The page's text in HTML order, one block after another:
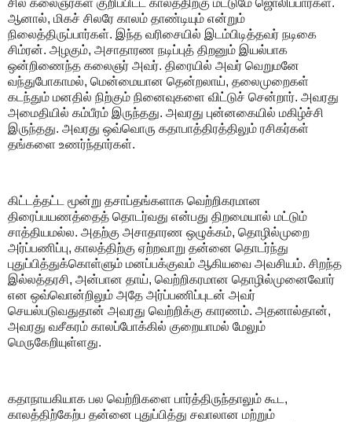
சில கலைஞர்கள் குறிப்பிட்ட காலத்திற்கு மட்டுமே ஜொலிப்பார்கள்.
ஆனால், மிகச் சிலரே காலம் தாண்டியும் என்றும்
நிலைத்திருப்பார்கள். இந்த வரிசையில் இடம்பிடித்தவர் நடிகை
சிம்ரன். அழகும், அசாதாரண நடிப்புத் திறனும் இயல்பாக
ஒன்றிணைந்த கலைஞர் அவர். திரையில் அவர் வெறுமனே
வந்துபோகாமல், மென்மையான தென்றலாய், தலைமுறைகள்
கடந்தும் மனதில் நிற்கும் நினைவுகளை விட்டுச் சென்றார். அவரது
அமைதியில் கம்பீரம் இருந்தது. அவரது புன்னகையில் மகிழ்ச்சி
இருந்தது. அவரது ஒவ்வொரு கதாபாத்திரத்திலும் ரசிகர்கள்
தங்களை உணர்ந்தார்கள்.
கிட்டத்தட்ட மூன்று தசாப்தங்களாக வெற்றிகரமான
திரைப்பயணத்தைத் தொடர்வது என்பது திறமையால் மட்டும்
சாத்தியமல்ல. அதற்கு அசாதாரண ஒழுக்கம், தொழில்முறை
அர்ப்பணிப்பு, காலத்திற்கு ஏற்றவாறு தன்னை தொடர்ந்து
புதுப்பித்துக்கொள்ளும் மனப்பக்குவம் ஆகியவை அவசியம். சிறந்த
இல்லத்தரசி, அன்பான தாய், வெற்றிகரமான தொழில்முனைவோர்
என ஒவ்வொன்றிலும் அதே அர்ப்பணிப்புடன் அவர்
செயல்படுவதுதான் அவரது வெற்றிக்கு காரணம். அதனால்தான்,
அவரது வசீகரம் காலப்போக்கில் குறையாமல் மேலும்
மெருகேறியுள்ளது.
கதாநாயகியாக பல வெற்றிகளை பார்த்திருந்தாலும் கூட,
காலத்திற்கேற்ப தன்னை புதுப்பித்து சவாலான மற்றும்